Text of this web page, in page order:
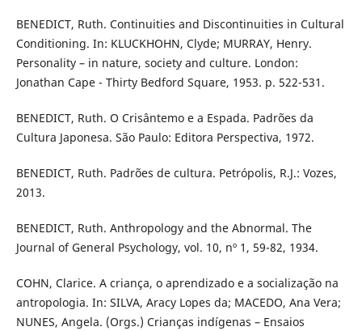
BENEDICT, Ruth. Continuities and Discontinuities in Cultural
Conditioning. In: KLUCKHOHN, Clyde; MURRAY, Henry.
Personality – in nature, society and culture. London:
Jonathan Cape - Thirty Bedford Square, 1953. p. 522-531.
BENEDICT, Ruth. O Crisântemo e a Espada. Padrões da
Cultura Japonesa. São Paulo: Editora Perspectiva, 1972.
BENEDICT, Ruth. Padrões de cultura. Petrópolis, R.J.: Vozes,
2013.
BENEDICT, Ruth. Anthropology and the Abnormal. The
Journal of General Psychology, vol. 10, nº 1, 59-82, 1934.
COHN, Clarice. A criança, o aprendizado e a socialização na
antropologia. In: SILVA, Aracy Lopes da; MACEDO, Ana Vera;
NUNES, Angela. (Orgs.) Crianças indígenas – Ensaios